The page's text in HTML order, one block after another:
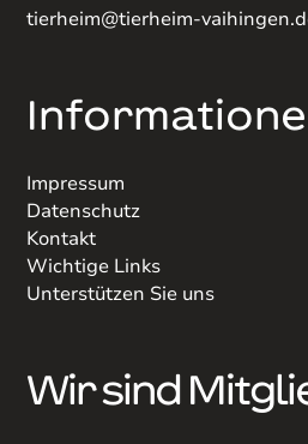
tierheim@tierheim-
Impressum
Datenschutz
Kontakt
Wichtige Links
Unterstützen Sie uns
Wir sind